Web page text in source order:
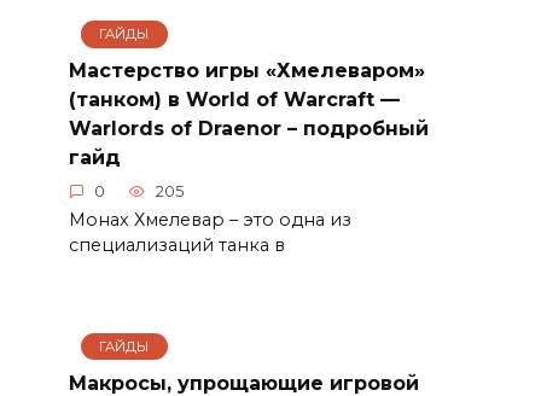
ГАЙДЫ
Мастерство игры «Хмелеваром»
(танком) в World of Warcraft —
Warlords of Draenor – подробный
гайд
0 205
Монах Хмелевар – это одна из
специализаций танка в
ГАЙДЫ
Макросы, упрощающие игровой